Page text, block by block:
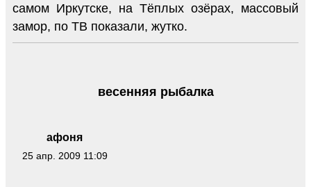
самом Иркутске, на Тёплых озёрах, массовый
замор, по ТВ показали, жутко.
афоня
25 апр. 2009 11:09
весенняя рыбалка